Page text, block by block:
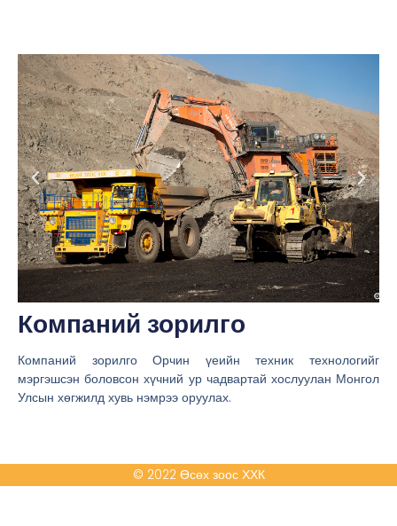
Компаний зорилго
Компаний зорилго Орчин үеийн техник технологийг
мэргэшсэн боловсон хүчний ур чадвартай хослуулан Монгол
Улсын хөгжилд хувь нэмрээ оруулах.
© 2022 Өсөх зоос ХХК